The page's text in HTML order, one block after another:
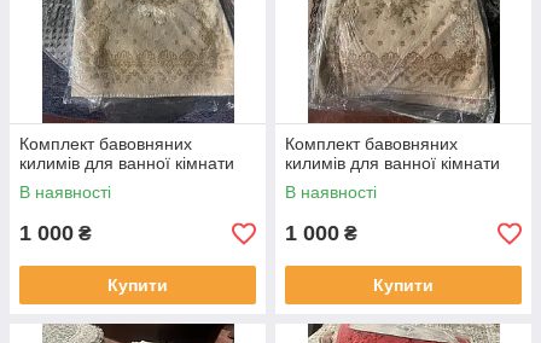
Комплект бавовняних
килимів для ванної кімнати
В наявності
1 000 ₴
Купити
Комплект бавовняних
килимів для ванної кімнати
В наявності
1 000 ₴
Купити